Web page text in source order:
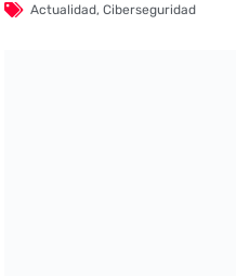
Actualidad,Ciberseguridad